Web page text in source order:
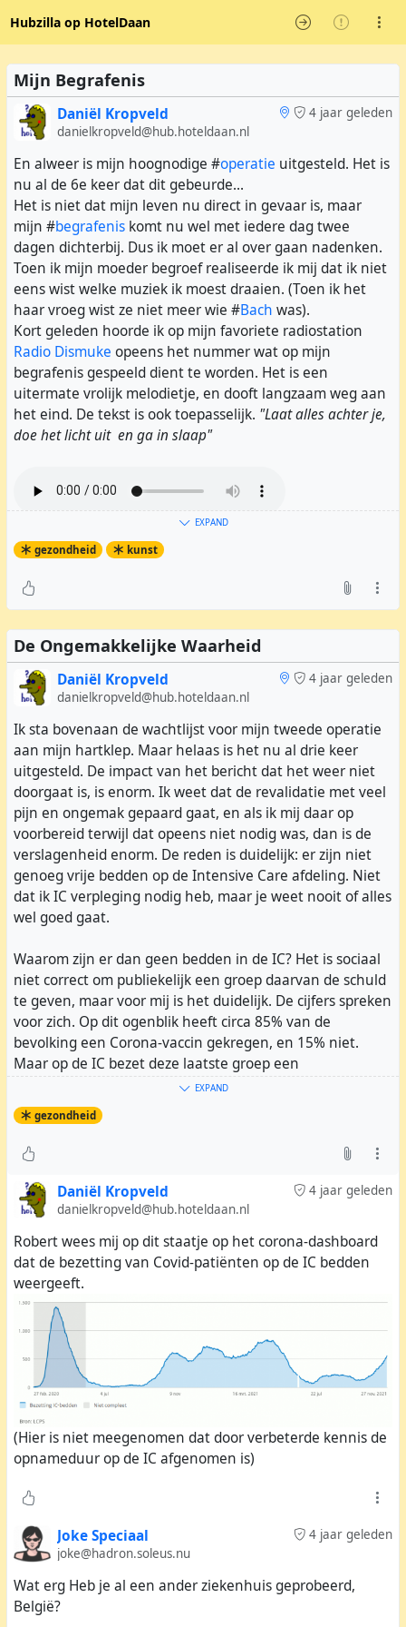
Hubzilla op HotelDaan
Mijn Begrafenis
4 jaar geleden
Daniël Kropveld
danielkropveld@hub.hoteldaan.nl
En alweer is mijn hoognodige #operatie uitgesteld. Het is
nu al de 6e keer dat dit gebeurde...
Het is niet dat mijn leven nu direct in gevaar is, maar
mijn #begrafenis komt nu wel met iedere dag twee
dagen dichterbij. Dus ik moet er al over gaan nadenken.
Toen ik mijn moeder begroef realiseerde ik mij dat ik niet
eens wist welke muziek ik moest draaien. (Toen ik het
haar vroeg wist ze niet meer wie #Bach was).
Kort geleden hoorde ik op mijn favoriete radiostation
Radio Dismuke opeens het nummer wat op mijn
begrafenis gespeeld dient te worden. Het is een
uitermate vrolijk melodietje, en dooft langzaam weg aan
het eind. De tekst is ook toepasselijk. "Laat alles achter je,
doe het licht uit en ga in slaap"
Paul #
EXPAND
gezondheid kunst
De Ongemakkelijke Waarheid
4 jaar geleden
Daniël Kropveld
danielkropveld@hub.hoteldaan.nl
Ik sta bovenaan de wachtlijst voor mijn tweede operatie
aan mijn hartklep. Maar helaas is het nu al drie keer
uitgesteld. De impact van het bericht dat het weer niet
doorgaat is, is enorm. Ik weet dat de revalidatie met veel
pijn en ongemak gepaard gaat, en als ik mij daar op
voorbereid terwijl dat opeens niet nodig was, dan is de
verslagenheid enorm. De reden is duidelijk: er zijn niet
genoeg vrije bedden op de Intensive Care afdeling. Niet
dat ik IC verpleging nodig heb, maar je weet nooit of alles
wel goed gaat.
Waarom zijn er dan geen bedden in de IC? Het is sociaal
niet correct om publiekelijk een groep daarvan de schuld
te geven, maar voor mij is het duidelijk. De cijfers spreken
voor zich. Op dit ogenblik heeft circa 85% van de
bevolking een Corona-vaccin gekregen, en 15% niet.
Maar op de IC bezet deze laatste groep een
disproportionele 70% van de bedden. Had iedereen een
vaccin genomen, zo is mijn conclusie, was de bezetting
iets meer dan 30%, en dan nog voornamelijk door
Corona-patiënten met onderliggend lijden.
Tijdens een etentje in de Buurtkamer Bellamy zag ik mij
omringd door anti-vaccers, en onvermijdelijk ging de
niet laten vaccineren omdat ze de medische wetenschap
niet vertrouwen, wel voorrang eisen voor behandeling op
de IC als ze toch ziek worden. En dan ik, die door het
noodlot een hartdefect opgelopen heb, daarom niet aan
de beurt kom. Er ontstond een heftige discussie waarbij
de cijfers omgedraaid, en oneigenlijke argumenten
genoemd werden. Er was geen enkel begrip voor mijn
situatie, al die wappies wilden alleen maar hun eigen
gelijk beargumenteren.
Vlak daarop werd de persconferentie over de Corona-
hier hoor je de Jonge precies mijn cijfers en argumenten
bewoorden.
EXPAND
gezondheid
4 jaar geleden
Daniël Kropveld
danielkropveld@hub.hoteldaan.nl
Robert wees mij op dit staatje op het corona-dashboard
dat de bezetting van Covid-patiënten op de IC bedden
weergeeft.
(Hier is niet meegenomen dat door verbeterde kennis de
opnameduur op de IC afgenomen is)
4 jaar geleden
Joke Speciaal
joke@hadron.soleus.nu
Wat erg Heb je al een ander ziekenhuis geprobeerd,
België?